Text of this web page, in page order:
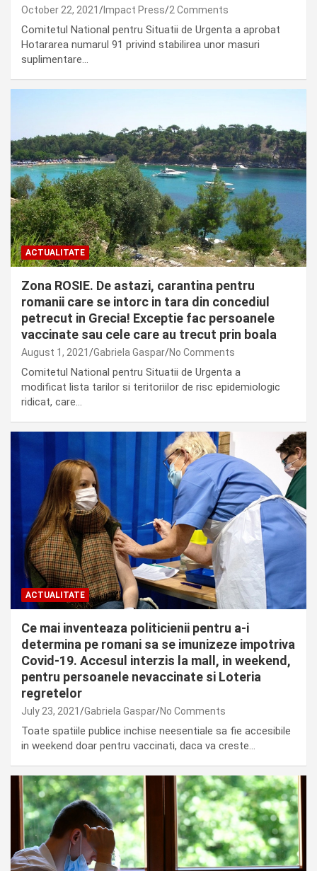
October 22, 2021 Impact Press 2 Comments
Comitetul National pentru Situatii de Urgenta a aprobat
Hotararea numarul 91 privind stabilirea unor masuri
suplimentare…
ACTUALITATE
Zona ROSIE. De astazi, carantina pentru
romanii care se intorc in tara din concediul
petrecut in Grecia! Exceptie fac persoanele
vaccinate sau cele care au trecut prin boala
August 1, 2021 Gabriela Gaspar No Comments
Comitetul National pentru Situatii de Urgenta a
modificat lista tarilor si teritoriilor de risc epidemiologic
ridicat, care…
ACTUALITATE
Ce mai inventeaza politicienii pentru a-i
determina pe romani sa se imunizeze impotriva
Covid-19. Accesul interzis la mall, in weekend,
pentru persoanele nevaccinate si Loteria
regretelor
July 23, 2021 Gabriela Gaspar No Comments
Toate spatiile publice inchise neesentiale sa fie accesibile
in weekend doar pentru vaccinati, daca va creste…